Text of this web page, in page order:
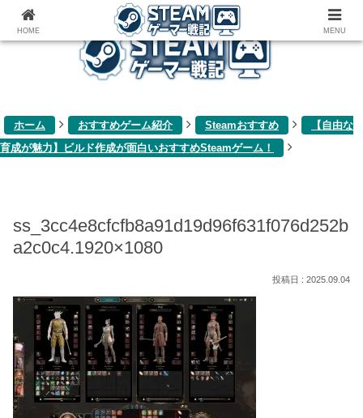
ゲーム関連雑記ブログ
ホーム おすすめゲーム紹介 Steamおすすめ
【自由な
育成が魅力】ビルド作成が面白いおすすめSteamゲーム！
ss_3cc4e8cfcfb8a91d19d96f631f076d252b
a2c0c4.1920×1080
2025.09.04
HOME MENU